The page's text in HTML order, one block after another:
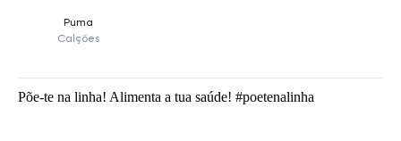
Põe-te na linha! Alimenta a tua saúde! #poetenalinha